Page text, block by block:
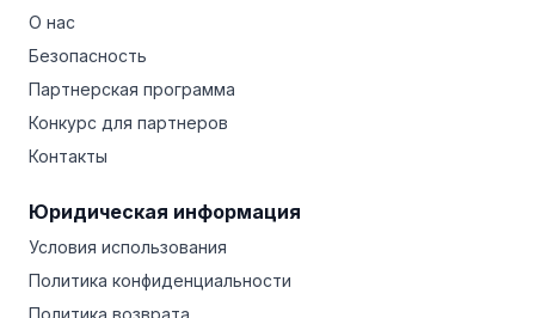
О нас
Безопасность
Партнерская программа
Конкурс для партнеров
Контакты
Юридическая информация
Условия использования
Политика конфиденциальности
Политика возврата